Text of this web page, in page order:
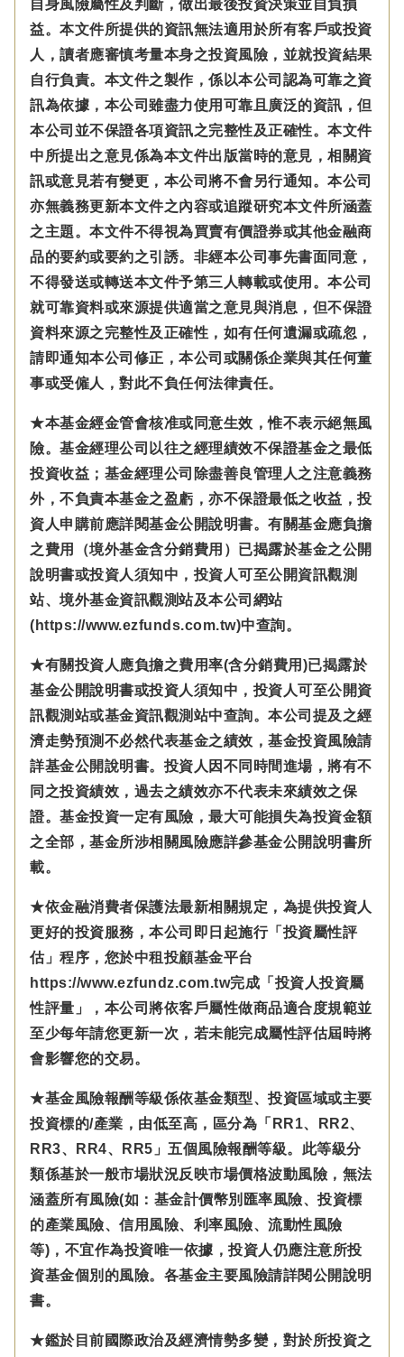
自身風險屬性及判斷，做出最後投資決策並自負損
益。本文件所提供的資訊無法適用於所有客戶或投資
人，讀者應審慎考量本身之投資風險，並就投資結果
自行負責。本文件之製作，係以本公司認為可靠之資
訊為依據，本公司雖盡力使用可靠且廣泛的資訊，但
本公司並不保證各項資訊之完整性及正確性。本文件
中所提出之意見係為本文件出版當時的意見，相關資
訊或意見若有變更，本公司將不會另行通知。本公司
亦無義務更新本文件之內容或追蹤研究本文件所涵蓋
之主題。本文件不得視為買賣有價證券或其他金融商
品的要約或要約之引誘。非經本公司事先書面同意，
不得發送或轉送本文件予第三人轉載或使用。本公司
就可靠資料或來源提供適當之意見與消息，但不保證
資料來源之完整性及正確性，如有任何遺漏或疏忽，
請即通知本公司修正，本公司或關係企業與其任何董
事或受僱人，對此不負任何法律責任。
★本基金經金管會核准或同意生效，惟不表示絕無風
險。基金經理公司以往之經理績效不保證基金之最低
投資收益；基金經理公司除盡善良管理人之注意義務
外，不負責本基金之盈虧，亦不保證最低之收益，投
資人申購前應詳閱基金公開說明書。有關基金應負擔
之費用（境外基金含分銷費用）已揭露於基金之公開
說明書或投資人須知中，投資人可至公開資訊觀測
站、境外基金資訊觀測站及本公司網站
(https://www.ezfunds.com.tw)中查詢。
★有關投資人應負擔之費用率(含分銷費用)已揭露於
基金公開說明書或投資人須知中，投資人可至公開資
訊觀測站或基金資訊觀測站中查詢。本公司提及之經
濟走勢預測不必然代表基金之績效，基金投資風險請
詳基金公開說明書。投資人因不同時間進場，將有不
同之投資績效，過去之績效亦不代表未來績效之保
證。基金投資一定有風險，最大可能損失為投資金額
之全部，基金所涉相關風險應詳參基金公開說明書所
載。
★依金融消費者保護法最新相關規定，為提供投資人
更好的投資服務，本公司即日起施行「投資屬性評
估」程序，您於中租投顧基金平台
https://www.ezfundz.com.tw完成「投資人投資屬
性評量」，本公司將依客戶屬性做商品適合度規範並
至少每年請您更新一次，若未能完成屬性評估屆時將
會影響您的交易。
★基金風險報酬等級係依基金類型、投資區域或主要
投資標的/產業，由低至高，區分為「RR1、RR2、
RR3、RR4、RR5」五個風險報酬等級。此等級分
類係基於一般市場狀況反映市場價格波動風險，無法
涵蓋所有風險(如：基金計價幣別匯率風險、投資標
的產業風險、信用風險、利率風險、流動性風險
等)，不宜作為投資唯一依據，投資人仍應注意所投
資基金個別的風險。各基金主要風險請詳閱公開說明
書。
★鑑於目前國際政治及經濟情勢多變，對於所投資之